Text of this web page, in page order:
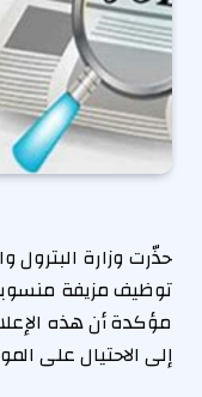
حذّرت وزارة البترول
توظيف مزيفة منسوبة
مؤكدة أن هذه
إلى الاحتيال على